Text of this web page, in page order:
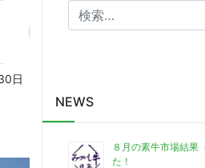
日
検
索:
NEWS
８月の素牛市場結果
た！